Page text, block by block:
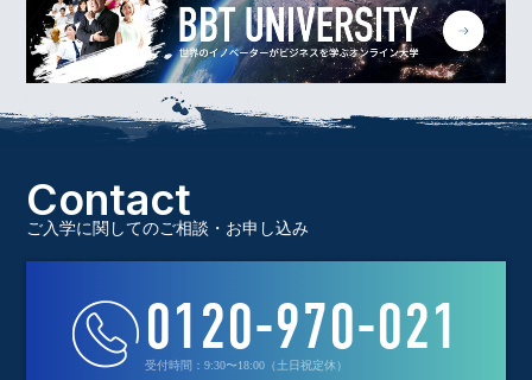
Contact
ご入学に関してのご相談・お申し込み
0120-970-021
受付時間：9:30〜18:00（土日祝定休）